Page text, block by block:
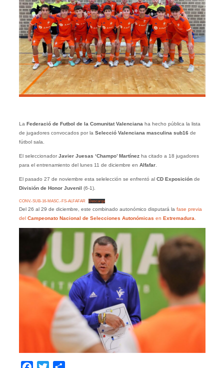
La Federació de Futbol de la Comunitat Valenciana ha hecho pública la lista
de jugadores convocados por la Selecció Valenciana masculina sub16 de
fútbol sala.
El seleccionadorJavier Juesas ‘Champo’ Martínezha citado a 18 jugadores
para el entrenamiento del lunes 11 de diciembre en Alfafar.
El pasado 27 de noviembre esta selelección se enfrentó al CD Exposiciónde
División de Honor Juvenil (6-1).
CONV.-SUB-16-MASC.-FS-ALFAFAR Descarga
Del 26 al 29 de diciembre, este combinado autonómico disputará la fase previa
del Campeonato Nacional de Selecciones Autonómicas en Extremadura